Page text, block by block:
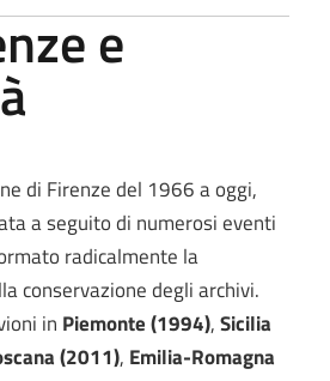
e
di Firenze del 1966 a oggi,
a seguito di numerosi eventi
radicalmente la
conservazione degli archivi.
in Piemonte (1994),Sicilia
(2011), Emilia-Romagna